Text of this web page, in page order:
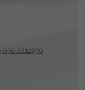
050 2212970